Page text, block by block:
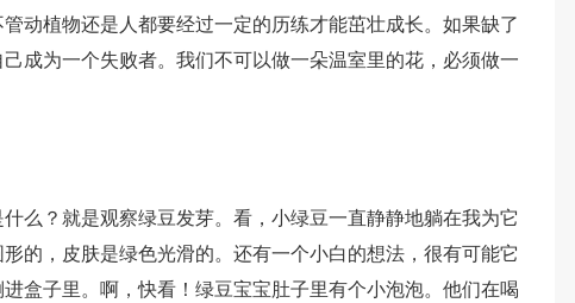
动植物还是人都要经过一定的历练才能茁壮成长。如果缺了
成为一个失败者。我们不可以做一朵温室里的花，必须做一
么？就是观察绿豆发芽。看，小绿豆一直静静地躺在我为它
的，皮肤是绿色光滑的。还有一个小白的想法，很有可能它
盒子里。啊，快看！绿豆宝宝肚子里有个小泡泡。他们在喝